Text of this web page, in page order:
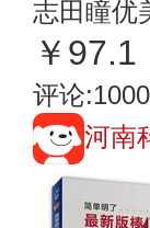
志田瞳优
￥97.1
评论
河南